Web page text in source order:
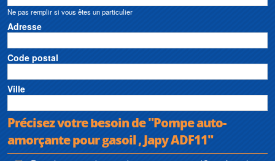
Ne pas remplir si vous êtes un particulier
Adresse
Code postal
Ville
Précisez votre besoin de "Pompe auto-
amorçante pour gasoil , Japy ADF11"